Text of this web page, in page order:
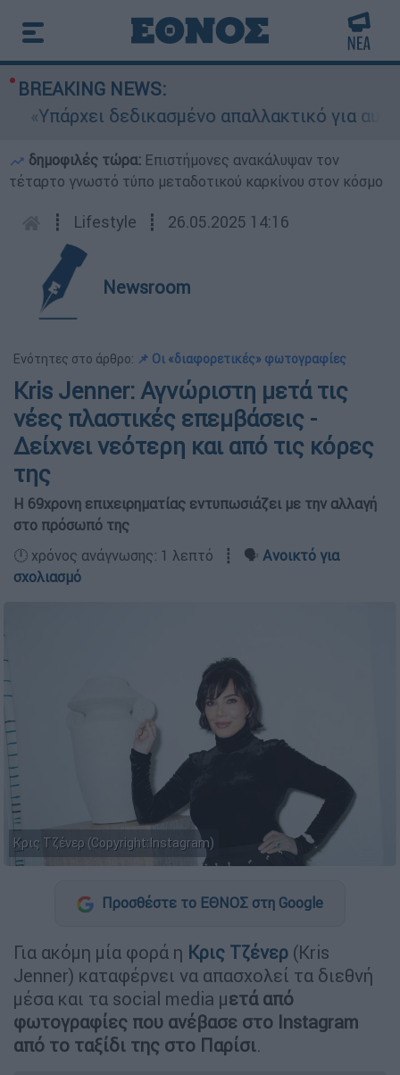
BREAKING NEWS:
δεδικασμένο απαλλακτικό για
δημοφιλές τώρα: Επιστήμονες ανακάλυψαν τον
τέταρτο γνωστό τύπο μεταδοτικού καρκίνου στον κόσμο
┋ Lifestyle ┋ 26.05.2025 14:16
Newsroom
Ενότητες στο άρθρο: 📌 Οι «διαφορετικές» φωτογραφίες
Kris Jenner: Αγνώριστη μετά τις
νέες πλαστικές επεμβάσεις -
Δείχνει νεότερη και από τις κόρες
της
Η 69χρονη επιχειρηματίας εντυπωσιάζει με την αλλαγή
στο πρόσωπό της
🕛 χρόνος ανάγνωσης: 1 λεπτό ┋ 🗣️ Ανοικτό για
σχολιασμό
Κρις Τζένερ (Copyright:Instagram)
Προσθέστε το ΕΘΝΟΣ στη Google
Για ακόμη μία φορά η Κρις Τζένερ (Kris
Jenner) καταφέρνει να απασχολεί τα διεθνή
μέσα και τα social media μετά από
φωτογραφίες που ανέβασε στο Instagram
από το ταξίδι της στο Παρίσι.